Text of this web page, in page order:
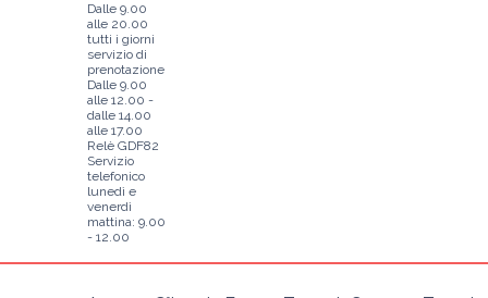
Dalle 9.00
alle 20.00
tutti i giorni
servizio di
prenotazione
Dalle 9.00
alle 12.00 -
dalle 14.00
alle 17.00
Relè GDF82
Servizio
telefonico
lunedì e
venerdì
mattina: 9.00
- 12.00